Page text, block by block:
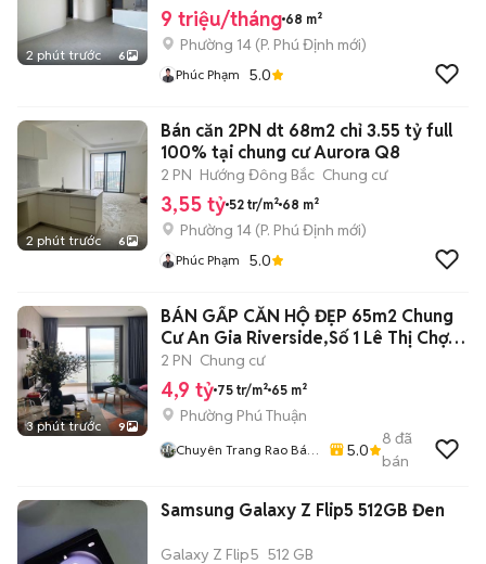
2 phút trước 6
9 triệu/tháng 68 m²
Phường 14 (P. Phú Định mới)
Phúc Phạm 5.0
2 phút trước 6
Bán căn 2PN dt 68m2 chỉ 3.55 tỷ full
100% tại chung cư Aurora Q8
2 PN Hướng Đông Bắc Chung cư
3,55 tỷ 52 tr/m² 68 m²
Phường 14 (P. Phú Định mới)
Phúc Phạm 5.0
3 phút trước 9
BÁN GẤP CĂN HỘ ĐẸP 65m2 Chung
Cư An Gia Riverside,Số 1 Lê Thị Chợ,
Q.7
2 PN Chung cư
4,9 tỷ 75 tr/m² 65 m²
Phường Phú Thuận
Chuyên Trang Rao Bán
5.0
8 đã
bán
Samsung Galaxy Z Flip5 512GB Đen
Galaxy Z Flip5 512 GB